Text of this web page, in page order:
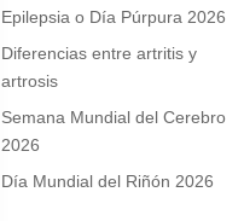
Epilepsia o Día Púrpura 2026
Diferencias entre artritis y
artrosis
Semana Mundial del Cerebro
2026
Día Mundial del Riñón 2026